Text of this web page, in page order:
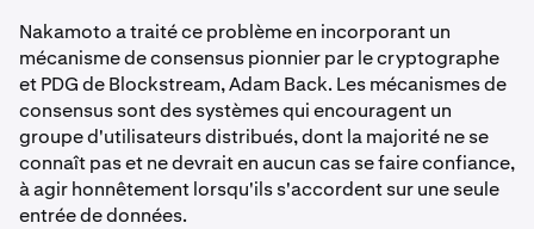
Nakamoto a traité ce problème en incorporant un
mécanisme de consensus pionnier par le cryptographe
et PDG de Blockstream, Adam Back. Les mécanismes de
consensus sont des systèmes qui encouragent un
groupe d'utilisateurs distribués, dont la majorité ne se
connaît pas et ne devrait en aucun cas se faire confiance,
à agir honnêtement lorsqu'ils s'accordent sur une seule
entrée de données.